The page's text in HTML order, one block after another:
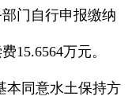
门自行申报缴纳
15.6564万元。
本同意水土保持方